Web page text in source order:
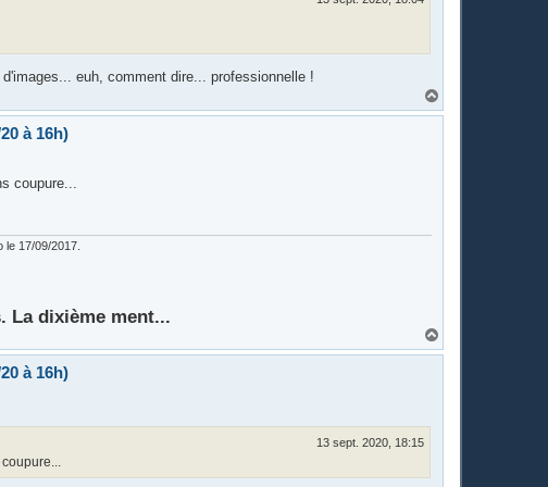
euh, comment dire... professionnelle !
a
à 16h)
coupure...
17/09/2017.
La dixième ment...
a
à 16h)
13 sept. 2020, 18:15